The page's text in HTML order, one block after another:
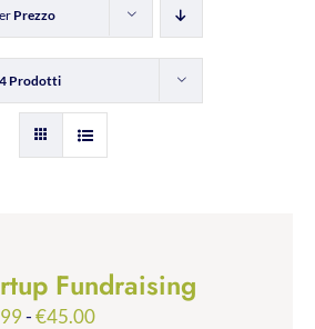
Prezzo
Prodotti
Fundraising
-€45.00Fascia